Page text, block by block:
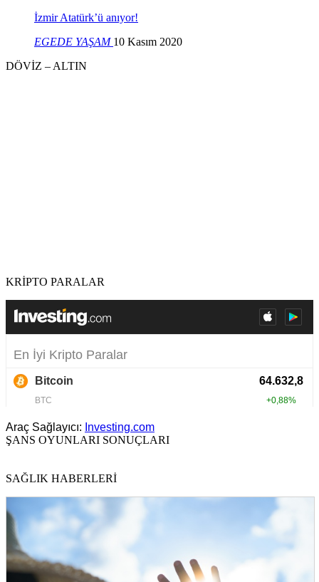
İzmir Atatürk’ü anıyor!
EGEDE YAŞAM 10 Kasım 2020
DÖVİZ – ALTIN
KRİPTO PARALAR
Araç Sağlayıcı: Investing.com
ŞANS OYUNLARI SONUÇLARI
SAĞLIK HABERLERİ